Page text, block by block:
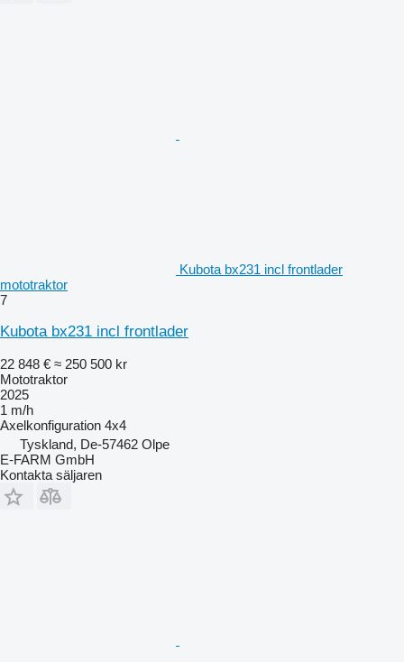
Kubota bx231 incl frontlader
mototraktor
7
Kubota bx231 incl frontlader
22 848 € ≈ 250 500 kr
Mototraktor
2025
1 m/h
Axelkonfiguration 4x4
Tyskland, De-57462 Olpe
E-FARM GmbH
Kontakta säljaren